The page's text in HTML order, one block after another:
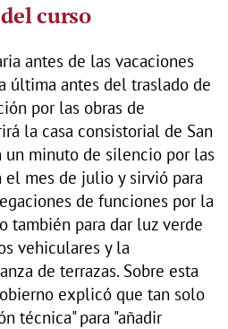
curso
antes de las vacaciones
última antes del traslado de
por las obras de
la casa consistorial de San
un minuto de silencio por las
el mes de julio y sirvió para
de funciones por la
también para dar luz verde
vehiculares y la
de terrazas. Sobre esta
explicó que tan solo
técnica" para "añadir